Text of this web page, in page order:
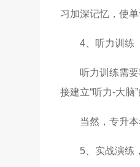
习加深记忆，使
4、听力训练
听力训练需
接建立“听力-大脑
当然，专升
5、实战演练